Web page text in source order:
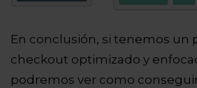
En conclusión, si tenemos un
checkout optimizado y
podremos ver como